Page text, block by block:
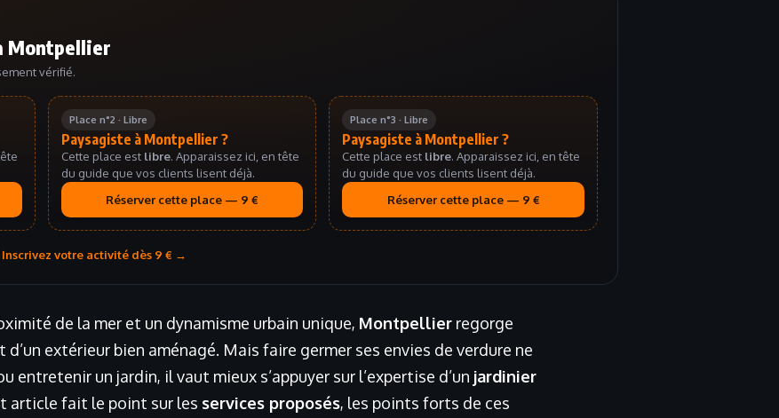
Montpellier
vérifié.
Place n°2 · Libre
Paysagiste à Montpellier ?
Cette place est libre. Apparaissez ici, en tête
du guide que vos clients lisent déjà.
Réserver cette place — 9 €
Place n°3 · Libre
Paysagiste à Montpellier ?
Cette place est libre. Apparaissez ici, en tête
du guide que vos clients lisent déjà.
Réserver cette place — 9 €
Inscrivez votre activité dès 9 € →
de la mer et un dynamisme urbain unique, Montpellier regorge
extérieur bien aménagé. Mais faire germer ses envies de verdure ne
entretenir un jardin, il vaut mieux s’appuyer sur l’expertise d’un jardinier
article fait le point sur les services proposés, les points forts de ces